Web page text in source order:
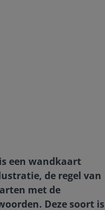
een wandkaart
de regel van
met de
Deze soort is